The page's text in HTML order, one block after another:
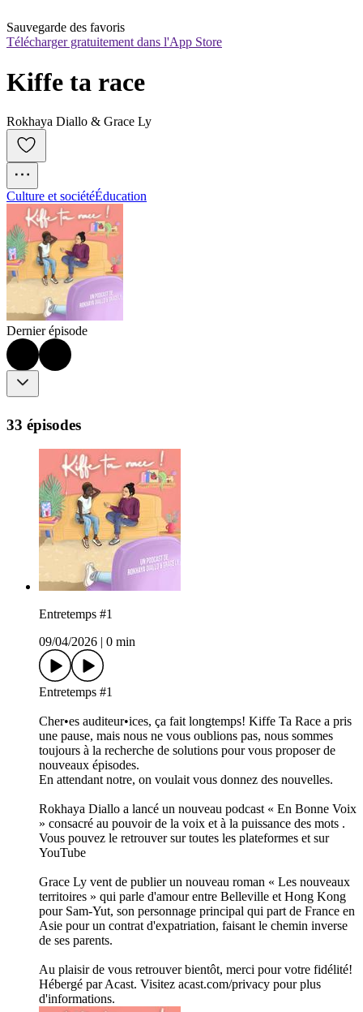
Sauvegarde des favoris
Télécharger gratuitement dans l'App Store
Kiffe ta race
Rokhaya Diallo & Grace Ly
Culture et sociétéÉducation
Dernier épisode
33 épisodes
Entretemps #1
09/04/2026
0 min
Entretemps #1
Cher•es auditeur•ices, ça fait longtemps! Kiffe Ta Race a pris
une pause, mais nous ne vous oublions pas, nous sommes
toujours à la recherche de solutions pour vous proposer de
nouveaux épisodes.
En attendant notre, on voulait vous donnez des nouvelles.
Rokhaya Diallo a lancé un nouveau podcast « En Bonne Voix
» consacré au pouvoir de la voix et à la puissance des mots .
Vous pouvez le retrouver sur toutes les plateformes et sur
YouTube
Grace Ly vent de publier un nouveau roman « Les nouveaux
territoires » qui parle d'amour entre Belleville et Hong Kong
pour Sam-Yut, son personnage principal qui part de France en
Asie pour un contrat d'expatriation, faisant le chemin inverse
de ses parents.
Au plaisir de vous retrouver bientôt, merci pour votre fidélité!
Hébergé par Acast. Visitez acast.com/privacy pour plus
d'informations.